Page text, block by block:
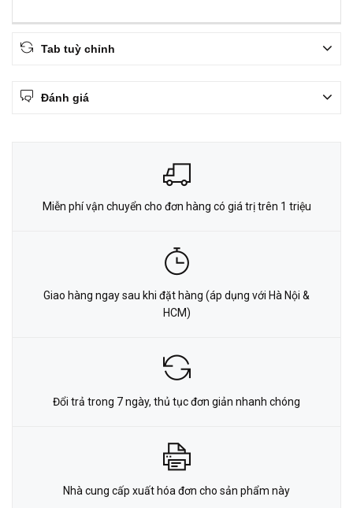
Tab tuỳ chỉnh
Đánh giá
Miễn phí vận chuyển cho đơn hàng có giá trị trên 1 triệu
Giao hàng ngay sau khi đặt hàng (áp dụng với Hà Nội &
HCM)
Đổi trả trong 7 ngày, thủ tục đơn giản nhanh chóng
Nhà cung cấp xuất hóa đơn cho sản phẩm này